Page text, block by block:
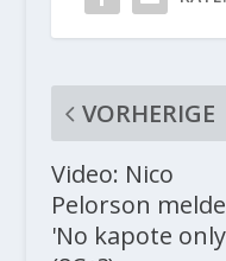
VORHERIGE
Video: Nico
Pelorson
'No kapote